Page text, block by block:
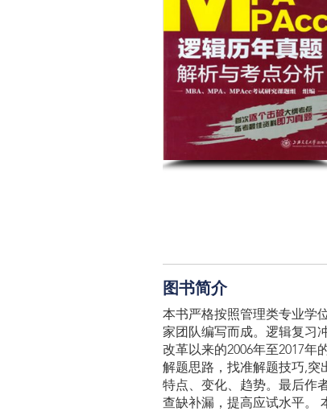
图书简介
本书严格按照管理类专业学
家团队编写而成。逻辑复习
改革以来的2006年至2017
解题思路，找准解题技巧,突
特点、变化、趋势。最后作
查缺补漏，提高应试水平。